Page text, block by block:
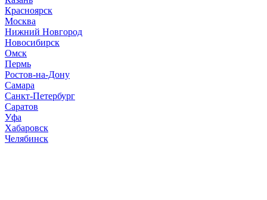
Красноярск
Москва
Нижний Новгород
Новосибирск
Омск
Пермь
Ростов-на-Дону
Самара
Санкт-Петербург
Саратов
Уфа
Хабаровск
Челябинск